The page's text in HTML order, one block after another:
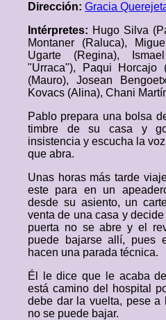
Dirección: Gracia
Intérpretes: Hugo Silva
Montaner (Raluca),
Ugarte (Regina),
"Urraca"), Paqui Horcajo
(Mauro), Josean
Kovacs (Alina), Chani
Pablo prepara una bolsa
timbre de su casa y
insistencia y escucha la
que abra.
Unas horas más tarde
este para en un
desde su asiento, un
venta de una casa y
puerta no se abre y el
puede bajarse allí, pues
hacen una parada técnica.
Él le dice que le acaba
está camino del hospital
debe dar la vuelta, pese
no se puede bajar.